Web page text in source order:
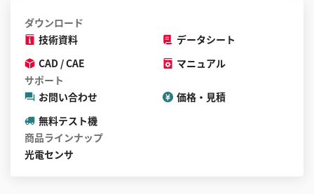
ダウンロード
技術資料
データシート
CAD / CAE
マニュアル
サポート
お問い合わせ
価格・見積
無料テスト機
商品ラインナップ
光電センサ